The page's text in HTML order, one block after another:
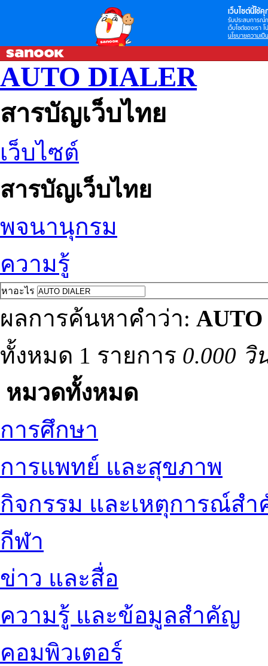
เว็บไซต์นี้ใช้คุ
รับประสบการณ์
เว็บไซต์ของเรา
นโยบายความเป็
AUTO DIALER
สารบัญเว็บไทย
เว็บไซต์
สารบัญเว็บไทย
พจนานุกรม
ความรู้
หาอะไร
ผลการค้นหาคำว่า:
ทั้งหมด 1 รายการ 0.000 วิ
หมวดทั้งหมด
การศึกษา
การแพทย์ และสุขภาพ
กิจกรรม และเหตุการณ์ส
กีฬา
ข่าว และสื่อ
ความรู้ และข้อมูลสำคัญ
คอมพิวเตอร์